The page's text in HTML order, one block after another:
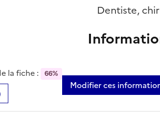
Dentiste,
la fiche : 66%
Modifier ces